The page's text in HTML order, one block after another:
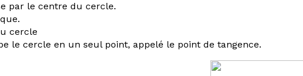
par le centre du cercle.
cercle
le cercle en un seul point, appelé le point de tangence.